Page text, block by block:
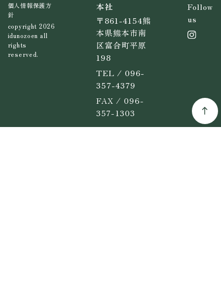
個人情報保護方
針
copyright 2026
idunozoen all
rights
reserved.
本社
〒861-4154熊
本県熊本市南
区富合町平原
198
TEL / 096-
357-4379
FAX / 096-
357-1303
Follow
us